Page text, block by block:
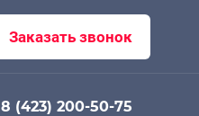
Заказать звонок
8 (423) 200-50-75